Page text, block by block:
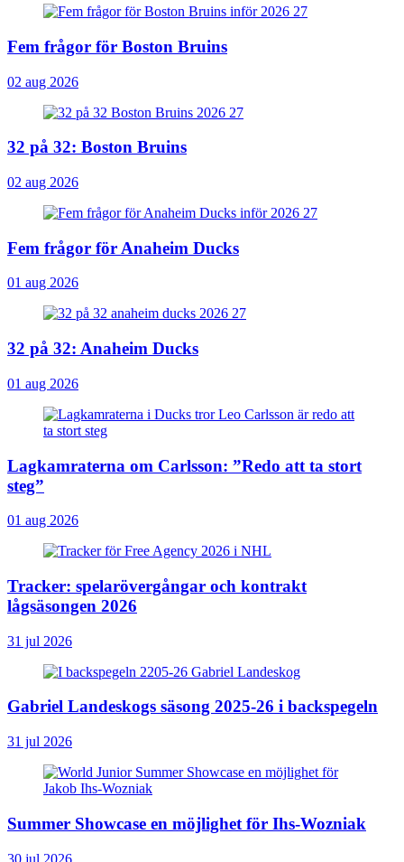
Fem frågor för Boston Bruins
02 aug 2026
32 på 32: Boston Bruins
02 aug 2026
Fem frågor för Anaheim Ducks
01 aug 2026
32 på 32: Anaheim Ducks
01 aug 2026
Lagkamraterna om Carlsson: ”Redo att ta stort
steg”
01 aug 2026
Tracker: spelarövergångar och kontrakt
lågsäsongen 2026
31 jul 2026
Gabriel Landeskogs säsong 2025-26 i backspegeln
31 jul 2026
Summer Showcase en möjlighet för Ihs-Wozniak
30 jul 2026